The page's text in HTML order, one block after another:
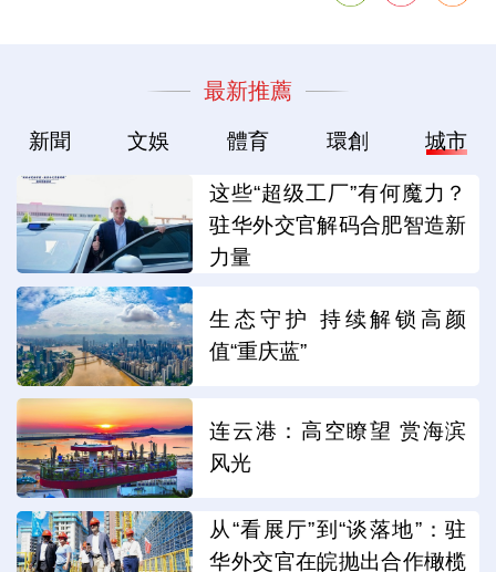
最新推薦
新聞 文娛 體育 環創 城市
这些“超级工厂”有何魔力？
驻华外交官解码合肥智造新
力量
生态守护 持续解锁高颜
值“重庆蓝”
连云港：高空瞭望 赏海滨
风光
从“看展厅”到“谈落地”：驻
华外交官在皖抛出合作橄榄